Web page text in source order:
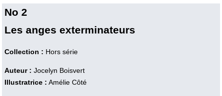
No 2
Les anges exterminateurs
Collection : Hors série
Auteur : Jocelyn Boisvert
Illustratrice : Amélie Côté